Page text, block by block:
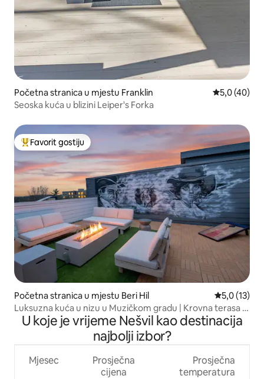
Početna stranica u mjestu Franklin prosječna
5,0 (40)
Seoska kuća u blizini Leiper's Forka
Glavni favorit gostiju
Favorit gostiju
Početna stranica u mjestu Beri Hil prosječna
5,0 (13)
Luksuzna kuća u nizu u Muzičkom gradu | Krovna terasa +
garaža
U koje je vrijeme Nešvil kao destinacija
najbolji izbor?
Mjesec
Prosječna
cijena
Prosječna
temperatura